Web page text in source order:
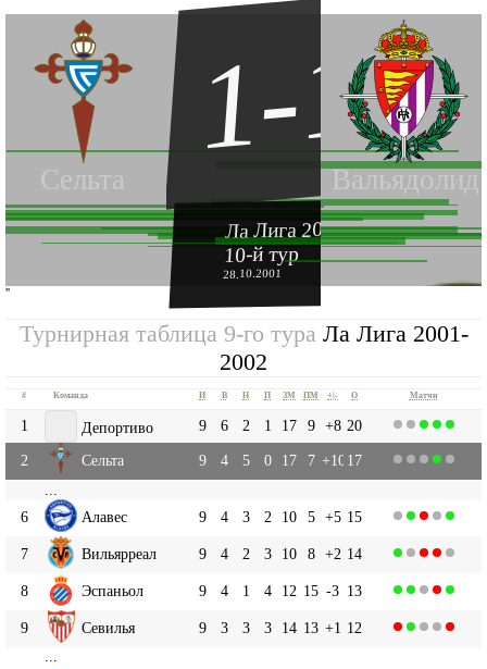
Сельта Вальядолид
1-1
Ла Лига 2001-2002
10-й тур
28.10.2001
''
Турнирная таблица 9-го тура Ла Лига 2001-
2002
# Команда И В Н П ЗМ ПМ +|- О Матчи
1 Депортиво 9 6 2 1 17 9 +8 20
2
Сельта 9 4 5 0 17 7 +10 17
6
Алавес 9 4 3 2 10 5 +5 15
7 Вильярреал 9 4 2 3 10 8 +2 14
8 Эспаньол 9 4 1 4 12 15 -3 13
9 Севилья 9 3 3 3 14 13 +1 12